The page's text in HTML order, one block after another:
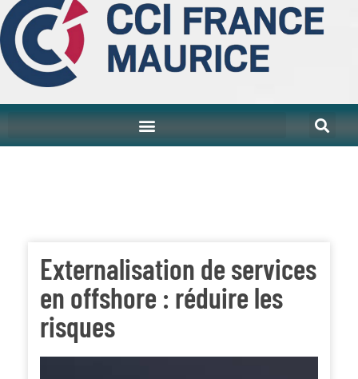
Externalisation de services
en offshore : réduire les
risques